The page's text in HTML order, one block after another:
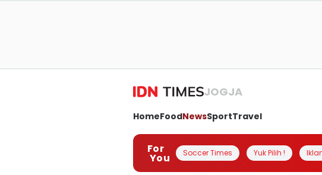
JOGJA
HomeFoodNewsSportTravel
For
You Soccer Times Yuk Pilih !